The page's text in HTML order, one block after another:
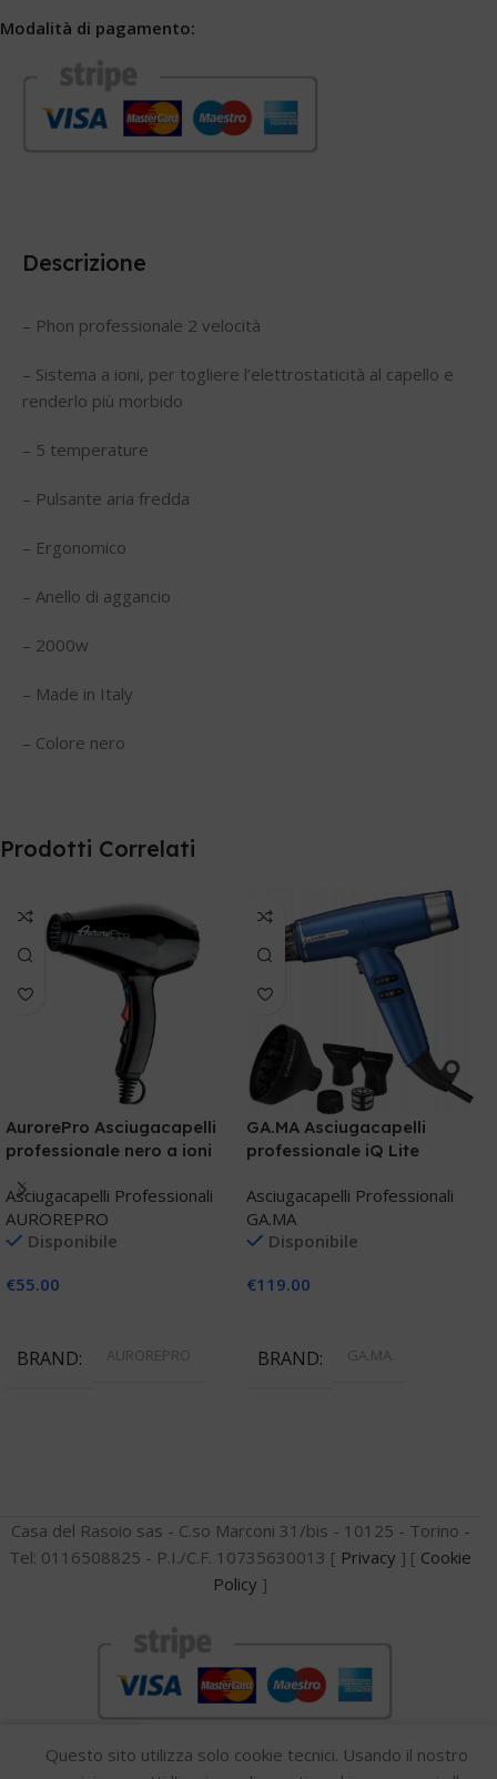
Modalità di pagamento:
Descrizione
– Phon professionale 2 velocità
– Sistema a ioni, per togliere l’elettrostaticità al capello e
renderlo più morbido
– 5 temperature
– Pulsante aria fredda
– Ergonomico
– Anello di aggancio
– 2000w
– Made in Italy
– Colore nero
Prodotti Correlati
AurorePro Asciugacapelli
professionale nero a ioni
Asciugacapelli Professionali
AUROREPRO
Disponibile
€55.00
BRAND AUROREPRO
GA.MA Asciugacapelli
professionale iQ Lite
Asciugacapelli Professionali
GA.MA
Disponibile
€119.00
BRAND GA.MA
Casa del Rasoio sas - C.so Marconi 31/bis - 10125 - Torino -
Tel: 0116508825 - P.I./C.F. 10735630013 [ Privacy ] [ Cookie
Policy ]
Questo sito utilizza solo cookie tecnici. Usando il nostro